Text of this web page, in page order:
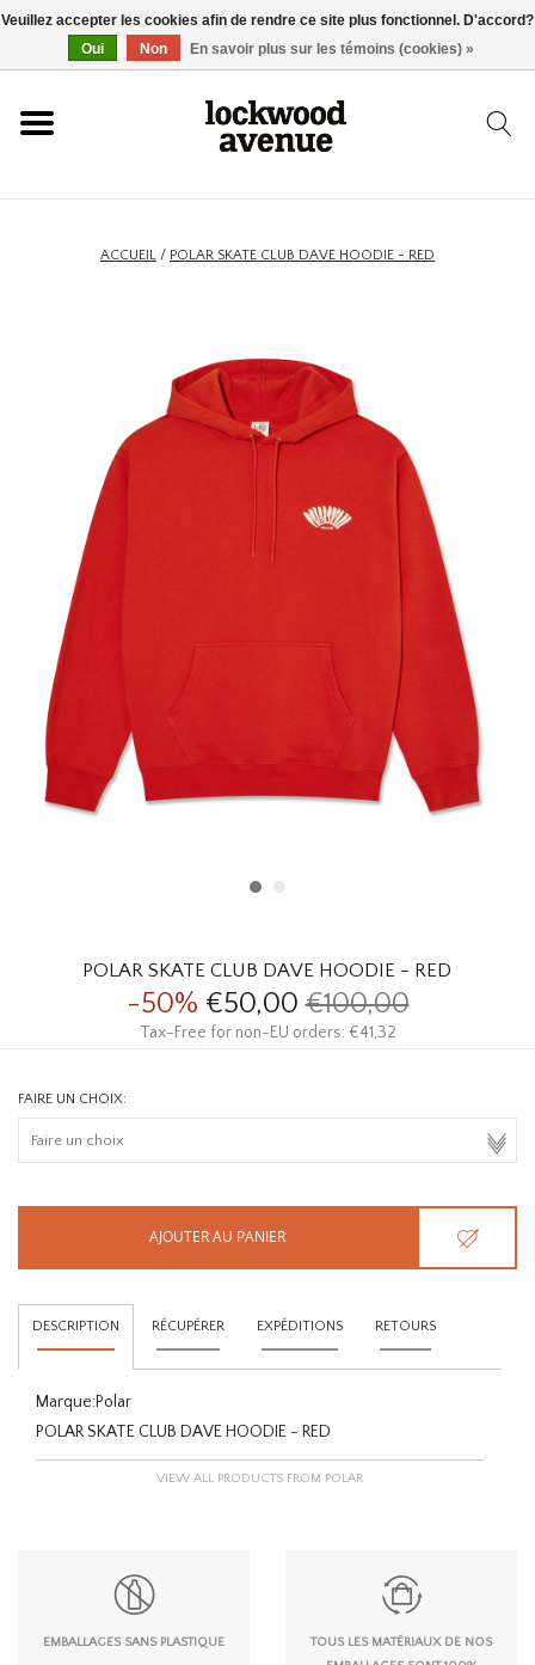
ACCUEIL
ACCESSOIRES
SKATEBOARD
HOMEWARE
SOLDES
MARQUES
THE EDIT
ACCUEIL / POLAR SKATE CLUB DAVE HOODIE - RED
POLAR SKATE CLUB DAVE HOODIE - RED
-50% €50,00€100,00
Tax-Free for non-EU orders: €41,32
FAIRE UN CHOIX:
AJOUTER AU PANIER
DESCRIPTION RÉCUPÉRER EXPÉDITIONS RETOURS
Marque:Polar
POLAR SKATE CLUB DAVE HOODIE - RED
VIEW ALL PRODUCTS FROM POLAR
EMBALLAGES SANS PLASTIQUE
TOUS LES MATÉRIAUX DE NOS
Veuillez accepter les cookies afin de rendre ce site plus fonctionnel. D'accord?
Oui
Non En savoir plus sur les témoins (cookies) »